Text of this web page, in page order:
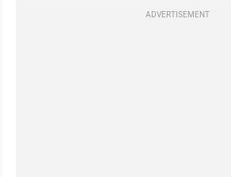
ADVERTISEMENT